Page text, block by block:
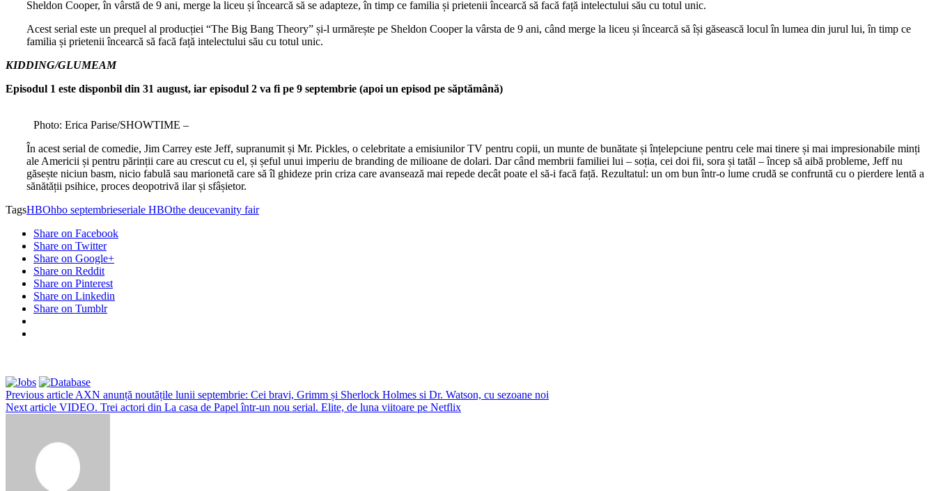
Sheldon Cooper, în vârstă de 9 ani, merge la liceu și încearcă să se adapteze, în timp ce familia și prietenii încearcă să facă față intelectului său cu totul unic.
Acest serial este un prequel al producției “The Big Bang Theory” și-l urmărește pe Sheldon Cooper la vârsta de 9 ani, când merge la liceu și încearcă să își găsească locul în lumea din jurul lui, în timp ce
familia și prietenii încearcă să facă față intelectului său cu totul unic.
KIDDING/GLUMEAM
Episodul 1 este disponbil din 31 august, iar episodul 2 va fi pe 9 septembrie (apoi un episod pe săptămână)
Photo: Erica Parise/SHOWTIME –
În acest serial de comedie, Jim Carrey este Jeff, supranumit și Mr. Pickles, o celebritate a emisiunilor TV pentru copii, un munte de bunătate și înțelepciune pentru cele mai tinere și mai impresionabile minți
ale Americii și pentru părinții care au crescut cu el, și șeful unui imperiu de branding de milioane de dolari. Dar când membrii familiei lui – soția, cei doi fii, sora și tatăl – încep să aibă probleme, Jeff nu
găsește niciun basm, nicio fabulă sau marionetă care să îl ghideze prin criza care avansează mai repede decât poate el să-i facă față. Rezultatul: un om bun într-o lume crudă se confruntă cu o pierdere lentă a
sănătății psihice, proces deopotrivă ilar și sfâșietor.
TagsHBOhbo septembrieseriale HBOthe deucevanity fair
Share on Facebook
Share on Twitter
Share on Google+
Share on Reddit
Share on Pinterest
Share on Linkedin
Share on Tumblr
Previous article AXN anunță noutățile lunii septembrie: Cei bravi, Grimm și Sherlock Holmes si Dr. Watson, cu sezoane noi
Next article VIDEO. Trei actori din La casa de Papel într-un nou serial. Elite, de luna viitoare pe Netflix